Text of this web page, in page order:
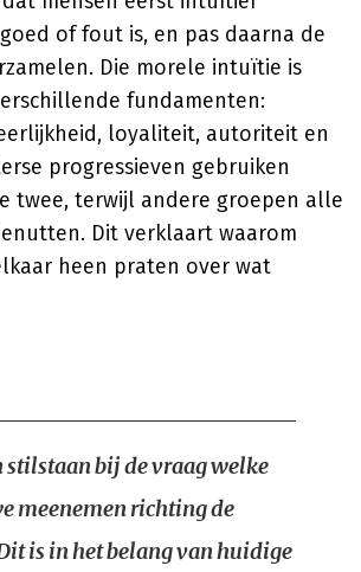
of fout is, en pas daarna de
Die morele intuïtie is
fundamenten:
loyaliteit, autoriteit en
progressieven gebruiken
twee, terwijl andere groepen alle
Dit verklaart waarom
heen praten over wat
stilstaan bij de vraag welke
meenemen richting de
is in het belang van huidige